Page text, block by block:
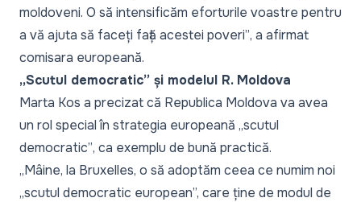
moldoveni. O să intensificăm eforturile voastre pentru
a vă ajuta să faceți față acestei poveri”, a afirmat
comisara europeană.
„Scutul democratic” și modelul R. Moldova
Marta Kos a precizat că Republica Moldova va avea
un rol special în strategia europeană „scutul
democratic”, ca exemplu de bună practică.
„Mâine, la Bruxelles, o să adoptăm ceea ce numim noi
„scutul democratic european”, care ține de modul de